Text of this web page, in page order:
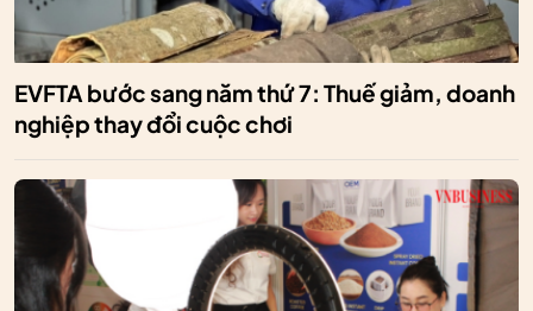
EVFTA bước sang năm thứ 7: Thuế giảm, doanh
nghiệp thay đổi cuộc chơi